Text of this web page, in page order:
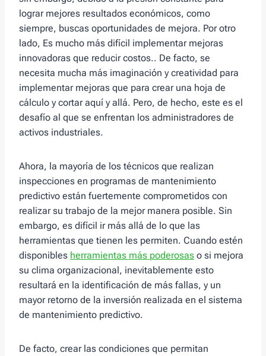
lograr mejores resultados económicos, como
siempre, buscas oportunidades de mejora. Por otro
lado, Es mucho más difícil implementar mejoras
innovadoras que reducir costos.. De facto, se
necesita mucha más imaginación y creatividad para
implementar mejoras que para crear una hoja de
cálculo y cortar aquí y allá. Pero, de hecho, este es el
desafío al que se enfrentan los administradores de
activos industriales.
Ahora, la mayoría de los técnicos que realizan
inspecciones en programas de mantenimiento
predictivo están fuertemente comprometidos con
realizar su trabajo de la mejor manera posible. Sin
embargo, es difícil ir más allá de lo que las
herramientas que tienen les permiten. Cuando estén
disponibles herramientas más poderosas o si mejora
su clima organizacional, inevitablemente esto
resultará en la identificación de más fallas, y un
mayor retorno de la inversión realizada en el sistema
de mantenimiento predictivo.
De facto, crear las condiciones que permitan